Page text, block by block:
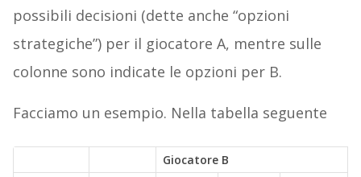
possibili decisioni (dette anche “opzioni
strategiche”) per il giocatore A, mentre sulle
colonne sono indicate le opzioni per B.
Facciamo un esempio. Nella tabella seguente
Giocatore B